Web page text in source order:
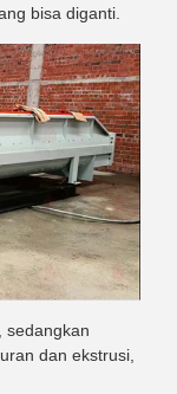
bisa diganti.
sedangkan
dan ekstrusi,